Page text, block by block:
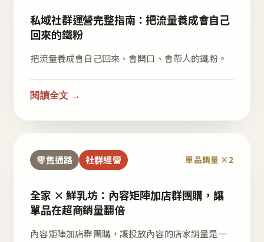
私域社群運營完整指南：把流量養成會自己
回來的鐵粉
把流量養成會自己回來、會開口、會帶人的鐵粉。
閱讀全文 →
零售通路 社群經營 單品銷量 ×2
全家 × 鮮乳坊：內容矩陣加店群團購，讓
單品在超商銷量翻倍
內容矩陣加店群團購，讓投放內容的店家銷量是一